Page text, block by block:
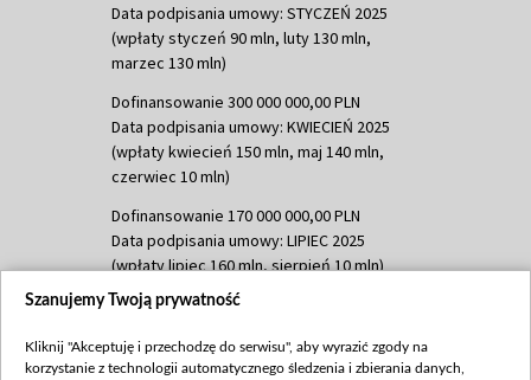
Data podpisania umowy: STYCZEŃ 2025
(wpłaty styczeń 90 mln, luty 130 mln,
marzec 130 mln)
Dofinansowanie 300 000 000,00 PLN
Data podpisania umowy: KWIECIEŃ 2025
(wpłaty kwiecień 150 mln, maj 140 mln,
czerwiec 10 mln)
Dofinansowanie 170 000 000,00 PLN
Data podpisania umowy: LIPIEC 2025
(wpłaty lipiec 160 mln, sierpień 10 mln)
Dofinansowanie 60 000 000,00 PLN
(wpłata wrzesień 60 mln)
Szanujemy Twoją prywatność
Kliknij "Akceptuję i przechodzę do serwisu", aby wyrazić zgody na
korzystanie z technologii automatycznego śledzenia i zbierania danych,